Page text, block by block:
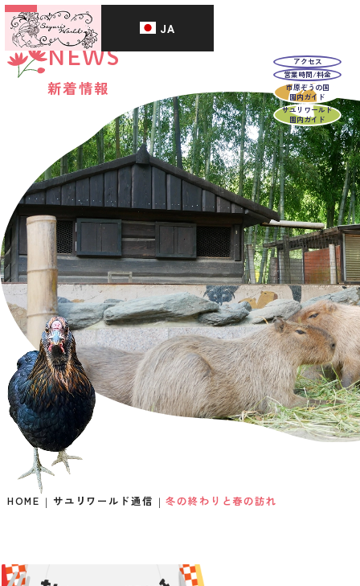
JA
アクセス
営業時間/料金
市原ぞうの国
園内ガイド
サユリワールド
園内ガイド
NEWS
新着情報
HOME サユリワールド通信 冬の終わりと春の訪れ